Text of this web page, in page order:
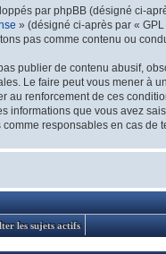
par phpBB (désigné ci-
» (désigné ci-après par «
pas comme contenu ou
publier de contenu abusif,
Le faire peut vous mener à
au renforcement de ces
informations que vous avez
responsables en cas de
les sujets actifs